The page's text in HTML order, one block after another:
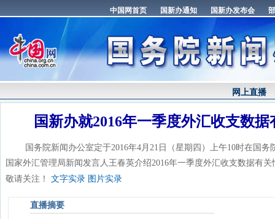
网上直播
国新办就2016年一季度外汇收支数
国务院新闻办公室定于2016年4月21日（星期四）上午10时在国
国家外汇管理局新闻发言人王春英介绍2016年一季度外汇收支数据有
敬请关注！
文字实录 图片实录
直播摘要